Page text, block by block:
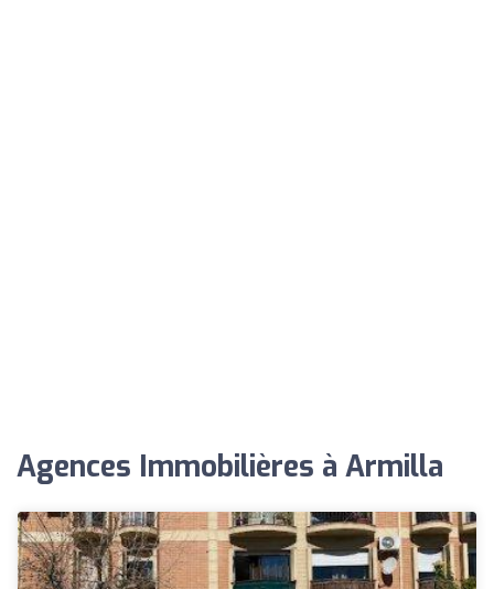
Agences Immobilières à Armilla